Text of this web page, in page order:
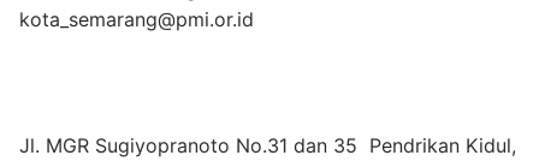
kota_semarang@pmi.or.id
Jl. MGR Sugiyopranoto No.31 dan 35 Pendrikan Kidul,